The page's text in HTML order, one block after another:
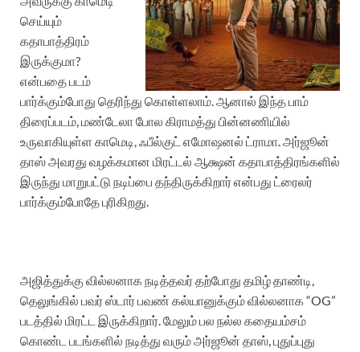
செய்யும்
கதாபாத்திரம்
இருக்குமா?
என்பதை படம்
பார்க்கும்போது தெரிந்து கொள்ளலாம். ஆனால் இந்த பாம்
திரைப்படம், மண்டேலா போல கிராமத்து பின்னணியில்
உருவாகியுள்ள காமெடி, ஃபீல்குட் எமோஷனல் ட்ராமா. அர்ஜூன்
தாஸ் அவரது வழக்கமான மிரட்டல் ஆக்ஷன் கதாபாத்திரங்களில்
இருந்து மாறுபட்டு நடிப்பை தந்திருக்கிறார் என்பது ட்ரைலர்
பார்க்கும்போதே புரிகிறது.
அஜித்துக்கு வில்லனாக நடித்தவர் தற்போது தமிழ் தாண்டி,
தெலுங்கில் பவர் ஸ்டார் பவண் கல்யானுக்கும் வில்லனாக “OG”
படத்தில் மிரட்ட இருக்கிறார். மேலும் பல நல்ல கதையம்சம்
கொண்ட படங்களில் நடித்து வரும் அர்ஜூன் தாஸ், புதுப்புது